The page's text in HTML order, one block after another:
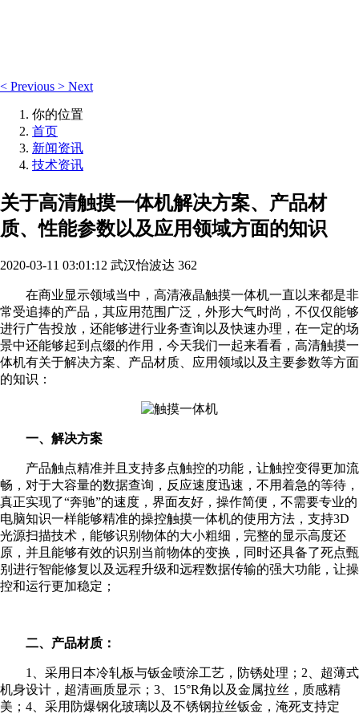
< Previous > Next
你的位置
首页
新闻资讯
技术资讯
关于高清触摸一体机解决方案、产品材
质、性能参数以及应用领域方面的知识
2020-03-11 03:01:12 武汉怡波达 362
在商业显示领域当中，高清液晶触摸一体机一直以来都是非
常受追捧的产品，其应用范围广泛，外形大气时尚，不仅仅能够
进行广告投放，还能够进行业务查询以及快速办理，在一定的场
景中还能够起到点缀的作用，今天我们一起来看看，高清触摸一
体机有关于解决方案、产品材质、应用领域以及主要参数等方面
的知识：
一、解决方案
产品触点精准并且支持多点触控的功能，让触控变得更加流
畅，对于大容量的数据查询，反应速度迅速，不用着急的等待，
真正实现了“奔驰”的速度，界面友好，操作简便，不需要专业的
电脑知识一样能够精准的操控触摸一体机的使用方法，支持3D
光源扫描技术，能够识别物体的大小粗细，完整的显示高度还
原，并且能够有效的识别当前物体的变换，同时还具备了死点甄
别进行智能修复以及远程升级和远程数据传输的强大功能，让操
控和运行更加稳定；
二、产品材质：
1、采用日本冷轧板与钣金喷涂工艺，防锈处理；2、超薄式
机身设计，超清画质显示；3、15°R角以及金属拉丝，质感精
美；4、采用防爆钢化玻璃以及不锈钢拉丝钣金，淹死支持定